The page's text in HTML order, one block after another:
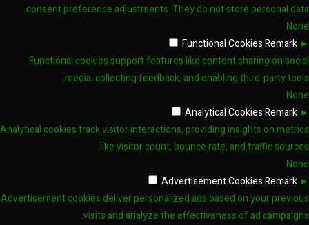
consent preference adjustments. They do not store personal data.
None
►
Functional CookiesRemark
Functional cookies support features like content sharing on social
media, collecting feedback, and enabling third-party tools.
None
►
Analytical CookiesRemark
Analytical cookies track visitor interactions, providing insights on metrics
like visitor count, bounce rate, and traffic sources.
None
►
Advertisement CookiesRemark
Advertisement cookies deliver personalized ads based on your previous
visits and analyze the effectiveness of ad campaigns.